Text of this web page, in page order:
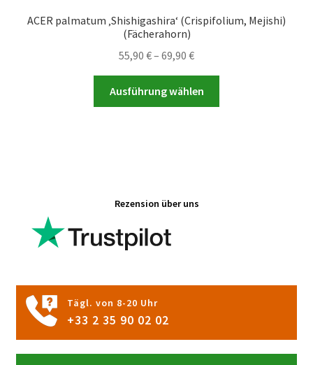
ACER palmatum ‚Shishigashira‘ (Crispifolium, Mejishi)
(Fächerahorn)
55,90 €– 69,90 €Preisspanne:
bis
69,90 €
Ausführung wählen
Rezension über uns
Tägl. von 8-20 Uhr
+33 2 35 90 02 02